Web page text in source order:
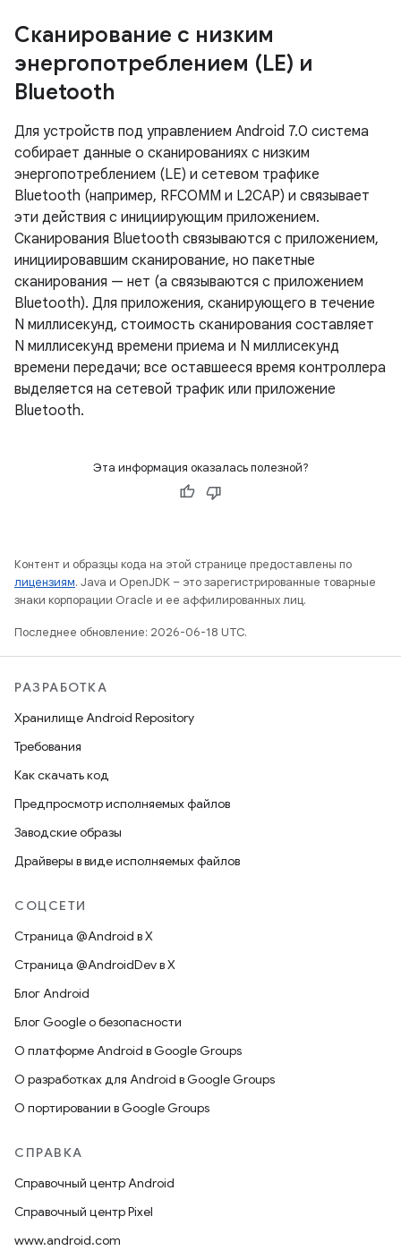
Сканирование с низким
энергопотреблением (LE) и
Bluetooth
Для устройств под управлением Android 7.0 система
собирает данные о сканированиях с низким
энергопотреблением (LE) и сетевом трафике
Bluetooth (например, RFCOMM и L2CAP) и связывает
эти действия с инициирующим приложением.
Сканирования Bluetooth связываются с приложением,
инициировавшим сканирование, но пакетные
сканирования — нет (а связываются с приложением
Bluetooth). Для приложения, сканирующего в течение
N миллисекунд, стоимость сканирования составляет
N миллисекунд времени приема и N миллисекунд
времени передачи; все оставшееся время контроллера
выделяется на сетевой трафик или приложение
Bluetooth.
Эта информация оказалась полезной?
Контент и образцы кода на этой странице предоставлены по
лицензиям. Java и OpenJDK – это зарегистрированные товарные
знаки корпорации Oracle и ее аффилированных лиц.
Последнее обновление: 2026-06-18 UTC.
РАЗРАБОТКА
Хранилище Android Repository
Требования
Как скачать код
Предпросмотр исполняемых файлов
Заводские образы
Драйверы в виде исполняемых файлов
СОЦСЕТИ
Страница @Android в X
Страница @AndroidDev в X
Блог Android
Блог Google о безопасности
О платформе Android в Google Groups
О разработках для Android в Google Groups
О портировании в Google Groups
СПРАВКА
Справочный центр Android
Справочный центр Pixel
www.android.com